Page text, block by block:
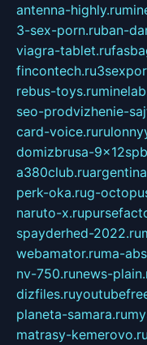
antenna-highly.ru
3-sex-porn.ruban-
viagra-tablet.ru
fincontech.ru
rebus-toys.ru
seo-prodvizhenie-
card-voice.ru
domizbrusa-
a380club.ru
perk-oka.rug-
naruto-x.ru
spayderhed-2022.ru
webamator.ruma-
nv-750.runews-
dizfiles.ru
planeta-samara.ru
matrasy-kemerovo.ru